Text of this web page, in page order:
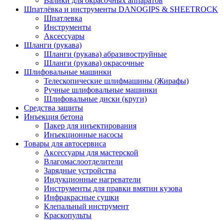
Шпатлёвка и инструменты DANOGIPS & SHEETROCK
Шпатлевка
Инструменты
Аксессуары
Шланги (рукава)
Шланги (рукава) абразивоструйные
Шланги (рукава) окрасочные
Шлифовальные машинки
Телескопические шлифмашины (Жирафы)
Ручные шлифовальные машинки
Шлифовальные диски (круги)
Средства защиты
Инъекция бетона
Пакер для инъектирования
Инъекционные насосы
Товары для автосервиса
Аксессуары для мастерской
Влагомаслоотделители
Зарядные устройства
Индукционные нагреватели
Инструменты для правки вмятин кузова
Инфракрасные сушки
Клепальный инструмент
Краскопульты